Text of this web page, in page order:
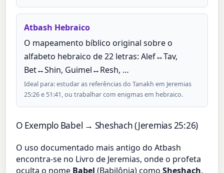
Atbash Hebraico
O mapeamento bíblico original sobre o
alfabeto hebraico de 22 letras: Alef↔Tav,
Bet↔Shin, Guimel↔Resh, …
Ideal para: estudar as referências do Tanakh em Jeremias
25:26 e 51:41, ou trabalhar com enigmas em hebraico.
O Exemplo Babel → Sheshach (Jeremias 25:26)
O uso documentado mais antigo do Atbash
encontra-se no Livro de Jeremias, onde o profeta
oculta o nome Babel (Babilônia) comoSheshach.